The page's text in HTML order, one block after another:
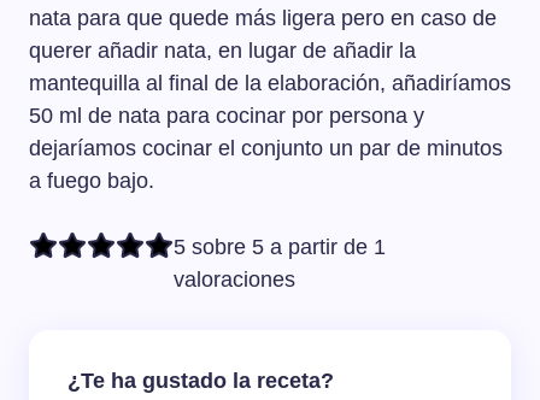
nata para que quede más ligera pero en caso de
querer añadir nata, en lugar de añadir la
mantequilla al final de la elaboración, añadiríamos
50 ml de nata para cocinar por persona y
dejaríamos cocinar el conjunto un par de minutos
a fuego bajo.
5 sobre 5 a partir de 1
valoraciones
¿Te ha gustado la receta?